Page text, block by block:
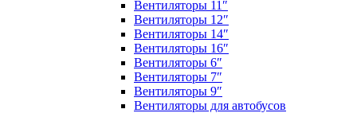
Вентиляторы 11″
Вентиляторы 12″
Вентиляторы 14″
Вентиляторы 16″
Вентиляторы 6″
Вентиляторы 7″
Вентиляторы 9″
Вентиляторы для автобусов